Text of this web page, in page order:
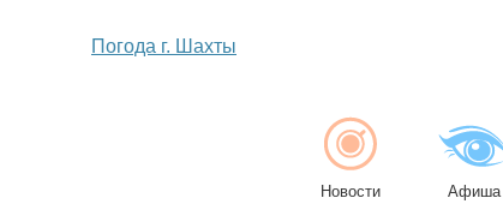
Погода г. Шахты
Новости Афиша